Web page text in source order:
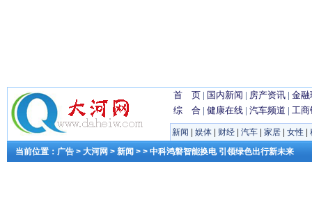
首 页 | 国内新闻 | 房产资讯 | 金融
综 合 | 健康在线 | 汽车频道 | 工商
新闻 娱体 财经 汽车 家居 女性
当前位置： 广告 > 大河网 > 新闻 > > 中科鸿磐智能换电 引领绿色出行新未来